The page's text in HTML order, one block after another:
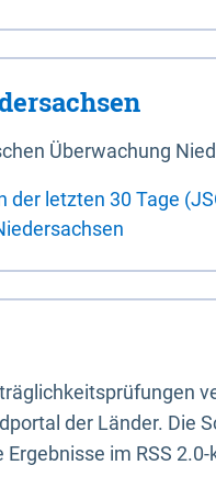
Überwachung
letzten 30 Tage
der Länder. Die
Ergebnisse im RSS